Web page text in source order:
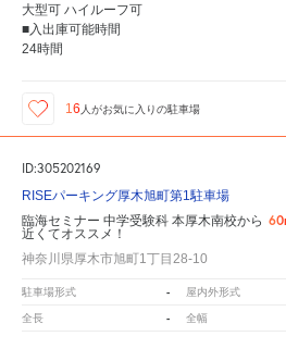
大型可 ハイルーフ可
■入出庫可能時間
24時間
16 人がお気に入りの駐車場
ID:305202169
RISEパーキング厚木旭町第1駐車場
臨海セミナー 中学受験科 本厚木南校から
近くてオススメ！
神奈川県厚木市旭町1丁目28-10
駐車場形式 - 屋内外形式
全長 - 全幅